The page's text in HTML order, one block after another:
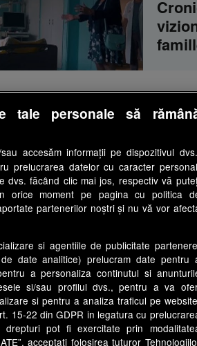
confidentialitate Anunturi gratuite
uri Antena Group a1.ro
spynews.ro
Acest site este creat si
tale personale să
accesăm informații pe dispozitivul
prelucrarea datelor cu caracter
dvs. făcând clic mai jos, respectiv vă
orice moment pe pagina cu politica
partenerilor noștri și nu vă vor
si agentiile de publicitate
date analitice) prelucram date pentru
a personaliza continutul si
si/sau profilul dvs., pentru a va
si pentru a analiza traficul pe
15-22 din GDPR in legatura cu
pot fi exercitate prin
acceptati folosirea tuturor